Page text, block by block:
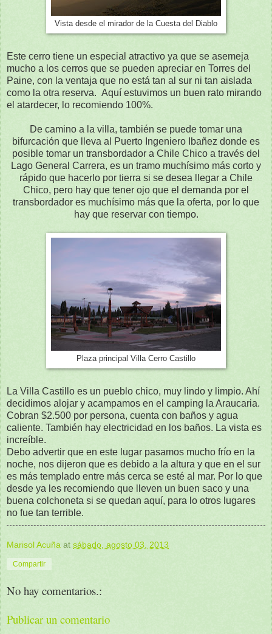
Vista desde el mirador de la Cuesta del Diablo
Este cerro tiene un especial atractivo ya que se asemeja
mucho a los cerros que se pueden apreciar en Torres del
Paine, con la ventaja que no está tan al sur ni tan aislada
como la otra reserva. Aquí estuvimos un buen rato mirando
el atardecer, lo recomiendo 100%.
De camino a la villa, también se puede tomar una
bifurcación que lleva al Puerto Ingeniero Ibañez donde es
posible tomar un transbordador a Chile Chico a través del
Lago General Carrera, es un tramo muchísimo más corto y
rápido que hacerlo por tierra si se desea llegar a Chile
Chico, pero hay que tener ojo que el demanda por el
transbordador es muchísimo más que la oferta, por lo que
hay que reservar con tiempo.
Plaza principal Villa Cerro Castillo
La Villa Castillo es un pueblo chico, muy lindo y limpio. Ahí
decidimos alojar y acampamos en el camping la Araucaria.
Cobran $2.500 por persona, cuenta con baños y agua
caliente. También hay electricidad en los baños. La vista es
increíble.
Debo advertir que en este lugar pasamos mucho frío en la
noche, nos dijeron que es debido a la altura y que en el sur
es más templado entre más cerca se esté al mar. Por lo que
desde ya les recomiendo que lleven un buen saco y una
buena colchoneta si se quedan aquí, para lo otros lugares
no fue tan terrible.
Marisol Acuña at sábado, agosto 03, 2013
Compartir
No hay comentarios.:
Publicar un comentario